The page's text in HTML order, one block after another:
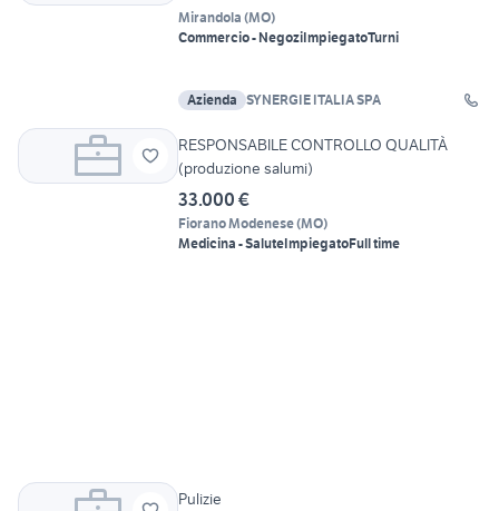
Mirandola (MO)
Commercio - NegoziImpiegatoTurni
Azienda SYNERGIE ITALIA SPA
RESPONSABILE CONTROLLO QUALITÀ
(produzione salumi)
33.000 €
Fiorano Modenese(MO)
Medicina - SaluteImpiegatoFull time
Pulizie